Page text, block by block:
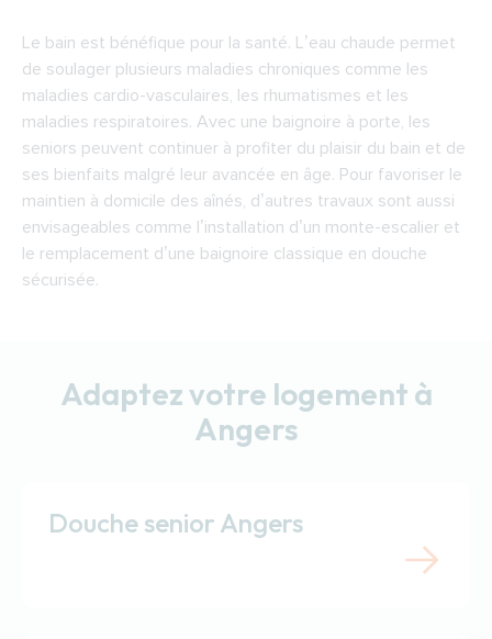
Le bain est bénéfique pour la santé. L’eau chaude permet
de soulager plusieurs maladies chroniques comme les
maladies cardio-vasculaires, les rhumatismes et les
maladies respiratoires. Avec une baignoire à porte, les
seniors peuvent continuer à profiter du plaisir du bain et de
ses bienfaits malgré leur avancée en âge. Pour favoriser le
maintien à domicile des aînés, d’autres travaux sont aussi
envisageables comme l’installation d’un monte-escalier et
le remplacement d’une baignoire classique en douche
sécurisée.
Adaptez votre logement à
Angers
Douche senior Angers